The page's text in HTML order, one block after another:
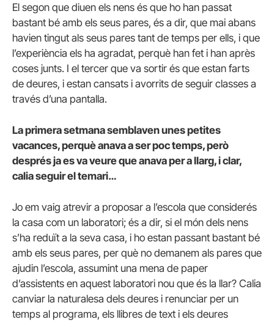
El segon que diuen els nens és que ho han passat
bastant bé amb els seus pares, és a dir, que mai abans
havien tingut als seus pares tant de temps per ells, i que
l’experiència els ha agradat, perquè han fet i han après
coses junts. I el tercer que va sortir és que estan farts
de deures, i estan cansats i avorrits de seguir classes a
través d’una pantalla.
La primera setmana semblaven unes petites
vacances, perquè anava a ser poc temps, però
després ja es va veure que anava per a llarg, i clar,
calia seguir el temari…
Jo em vaig atrevir a proposar a l’escola que considerés
la casa com un laboratori; és a dir, si el món dels nens
s’ha reduït a la seva casa, i ho estan passant bastant bé
amb els seus pares, per què no demanem als pares que
ajudin l’escola, assumint una mena de paper
d’assistents en aquest laboratori nou que és la llar? Calia
canviar la naturalesa dels deures i renunciar per un
temps al programa, els llibres de text i els deures